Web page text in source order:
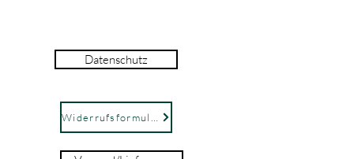
Datenschutz